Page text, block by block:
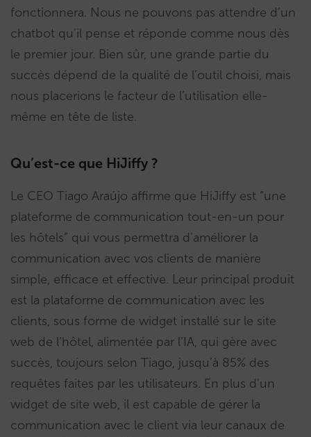
fonctionnera. Nous ne pouvons pas attendre d’un
chatbot qu’il pense et réponde comme nous dès
le premier jour. Bien sûr, une grande partie du
succès dépend de la qualité de l’outil choisi, mais
nous placerions le facteur de l’utilisation elle-
même en tête de liste.
Qu’est-ce que HiJiffy ?
Le CEO Tiago Araújo affirme que HiJiffy est “une
plateforme de communication tout-en-un pour
les hôtels” qui vous permettra d’améliorer la
communication avec vos clients de manière
simple, efficace et effective. Leur principal produit
est la plataforme de communication avec les
clients, sous forme de widget installé sur le site
web de l’hôtel, alimentée par l’IA, qui gère avec
succès, toujours selon Tiago, jusqu’à 85% des
requêtes faites par les utilisateurs. En plus d’un
widget de site web, il est capable de gérer la
communication avec le client via leur canaux de